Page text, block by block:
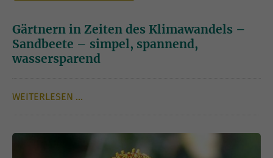
Gärtnern in Zeiten des Klimawandels –
Sandbeete – simpel, spannend,
wassersparend
WEITERLESEN …